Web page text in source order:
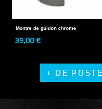
Montre de guidon chrome
39,00 €
+ DE